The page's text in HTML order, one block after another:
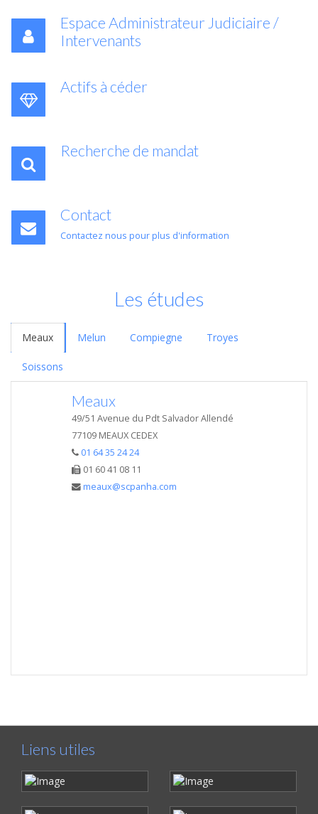
Espace Administrateur Judiciaire /
Intervenants
Actifs à céder
Recherche de mandat
Contact
Contactez nous pour plus d'information
Les études
Meaux Melun Compiegne Troyes
Soissons
Meaux
49/51 Avenue du Pdt Salvador Allendé
77109 MEAUX CEDEX
01 64 35 24 24
01 60 41 08 11
meaux@scpanha.com
Liens utiles